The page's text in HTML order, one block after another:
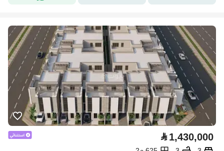
⃁1,430,000